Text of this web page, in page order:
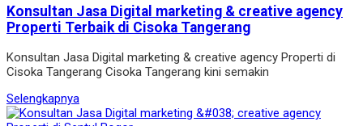
Konsultan Jasa Digital marketing & creative agency
Properti Terbaik di Cisoka Tangerang
Konsultan Jasa Digital marketing & creative agency Properti di
Cisoka Tangerang Cisoka Tangerang kini semakin
Selengkapnya